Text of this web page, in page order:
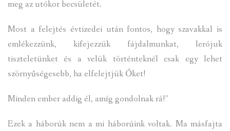
meg az utókor becsületét.
Most a felejtés évtizedei után fontos, hogy szavakkal is
emlékezzünk, kifejezzük fájdalmunkat, lerójuk
tiszteletünket és a velük történteknél csak egy lehet
szörnyűségesebb, ha elfelejtjük Őket!
Minden ember addig él, amíg gondolnak rá!”
Ezek a háborúk nem a mi háborúink voltak. Ma másfajta